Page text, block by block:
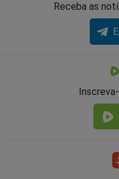
Receba as